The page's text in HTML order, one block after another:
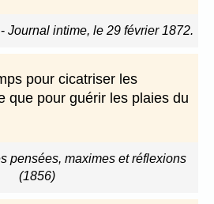
- Journal intime, le 29 février 1872.
pour cicatriser les
que pour guérir les plaies du
pensées, maximes et réflexions
(1856)